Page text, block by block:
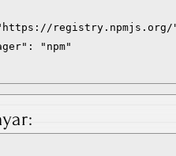
registry.npmjs.org/
"npm"